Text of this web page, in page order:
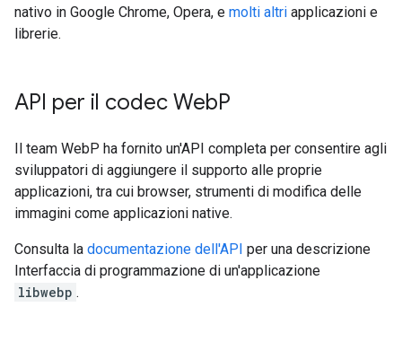
nativo in Google Chrome, Opera, e molti altri applicazioni e
librerie.
API per il codec WebP
Il team WebP ha fornito un'API completa per consentire agli
sviluppatori di aggiungere il supporto alle proprie
applicazioni, tra cui browser, strumenti di modifica delle
immagini come applicazioni native.
Consulta la documentazione dell'API per una descrizione
Interfaccia di programmazione di un'applicazione
libwebp .